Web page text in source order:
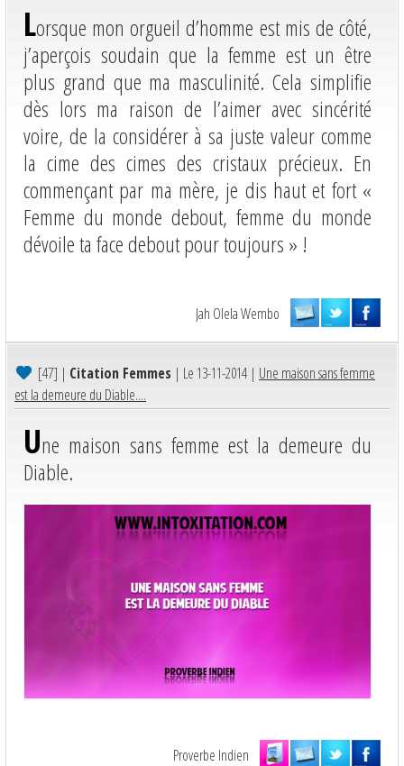
Lorsque mon orgueil d’homme est mis de côté,
j’aperçois soudain que la femme est un être
plus grand que ma masculinité. Cela simplifie
dès lors ma raison de l’aimer avec sincérité
voire, de la considérer à sa juste valeur comme
la cime des cimes des cristaux précieux. En
commençant par ma mère, je dis haut et fort «
Femme du monde debout, femme du monde
dévoile ta face debout pour toujours » !
Jah Olela Wembo
[47] | Citation Femmes | Le 13-11-2014 | Une maison sans femme
est la demeure du Diable....
Une maison sans femme est la demeure du
Diable.
Proverbe Indien